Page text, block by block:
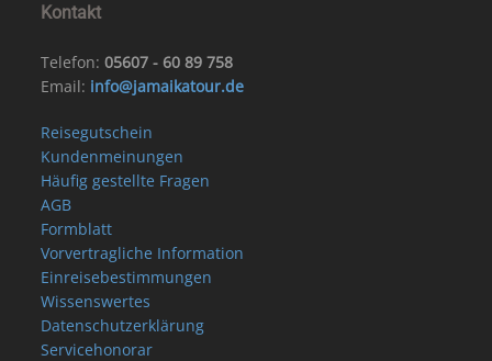
Kontakt
Telefon:05607 - 60 89 758
Email: info@jamaikatour.de
Reisegutschein
Kundenmeinungen
Häufig gestellte Fragen
AGB
Formblatt
Vorvertragliche Information
Einreisebestimmungen
Wissenswertes
Datenschutzerklärung
Servicehonorar